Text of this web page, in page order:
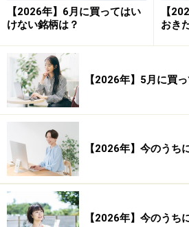
すし、全ての銘柄を買い付けるこ
ただ大型連休前は連休中に保有す
ため、連休前にいったん売られや
そのため連休前に買って、連休明
得やすい傾向にあると覚えておけ
【期間限定】今回の検証ができる
ー版を無料プレゼントします。こ
い
【2026年】6月に買ってはい
けない銘柄は？
【
おき
【2026年】5月に買
【2026年】今のうち
【2026年】今のうち